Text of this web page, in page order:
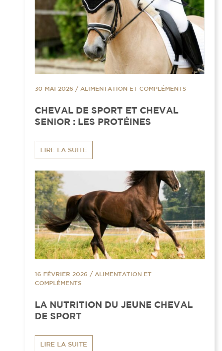
30 MAI 2026 / ALIMENTATION ET COMPLÉMENTS
CHEVAL DE SPORT ET CHEVAL
SENIOR : LES PROTÉINES
LIRE LA SUITE
16 FÉVRIER 2026 / ALIMENTATION ET
COMPLÉMENTS
LA NUTRITION DU JEUNE CHEVAL
DE SPORT
LIRE LA SUITE